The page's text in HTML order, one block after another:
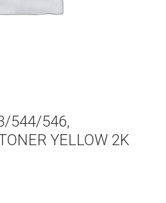
544/546,
YELLOW 2K